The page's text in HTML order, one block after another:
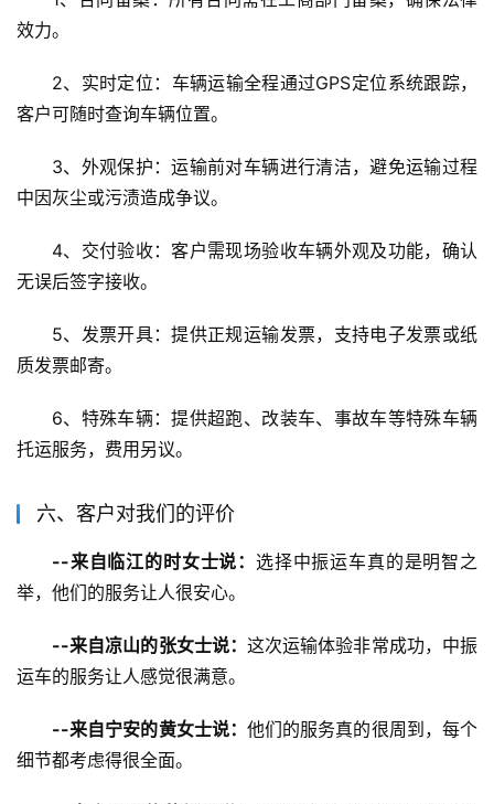
效力。
2、实时定位：车辆运输全程通过GPS定位系统跟踪，
客户可随时查询车辆位置。
3、外观保护：运输前对车辆进行清洁，避免运输过程
中因灰尘或污渍造成争议。
4、交付验收：客户需现场验收车辆外观及功能，确认
无误后签字接收。
5、发票开具：提供正规运输发票，支持电子发票或纸
质发票邮寄。
6、特殊车辆：提供超跑、改装车、事故车等特殊车辆
托运服务，费用另议。
六、客户对我们的评价
--来自临江的时女士说： 选择中振运车真的是明智之
举，他们的服务让人很安心。
--来自凉山的张女士说： 这次运输体验非常成功，中振
运车的服务让人感觉很满意。
--来自宁安的黄女士说： 他们的服务真的很周到，每个
细节都考虑得很全面。